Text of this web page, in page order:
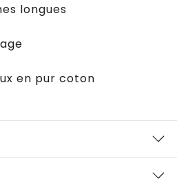
longues
en pur coton